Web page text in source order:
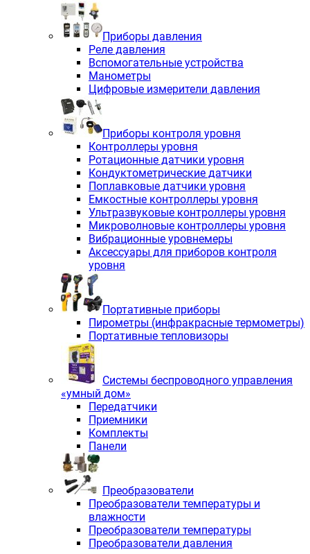
Приборы давления
Реле давления
Вспомогательные устройства
Манометры
Цифровые измерители давления
Приборы контроля уровня
Контроллеры уровня
Ротационные датчики уровня
Кондуктометрические датчики
Поплавковые датчики уровня
Емкостные контроллеры уровня
Ультразвуковые контроллеры уровня
Микроволновые контроллеры уровня
Вибрационные уровнемеры
Аксессуары для приборов контроля
уровня
Портативные приборы
Пирометры (инфракрасные термометры)
Портативные тепловизоры
Системы беспроводного управления
«умный дом»
Передатчики
Приемники
Комплекты
Панели
Преобразователи
Преобразователи температуры и
влажности
Преобразователи температуры
Преобразователи давления